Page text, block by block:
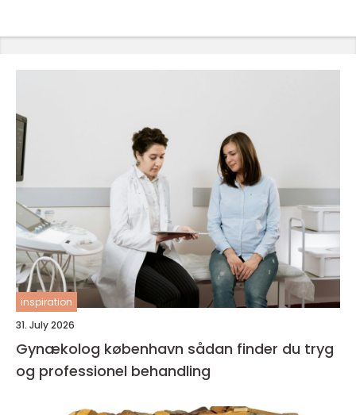
inspiration
31. July 2026
Gynækolog københavn sådan finder du tryg
og professionel behandling